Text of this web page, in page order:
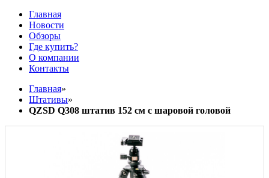
Главная
Новости
Обзоры
Где купить?
О компании
Контакты
Главная»
Штативы»
QZSD Q308 штатив 152 см с шаровой головой